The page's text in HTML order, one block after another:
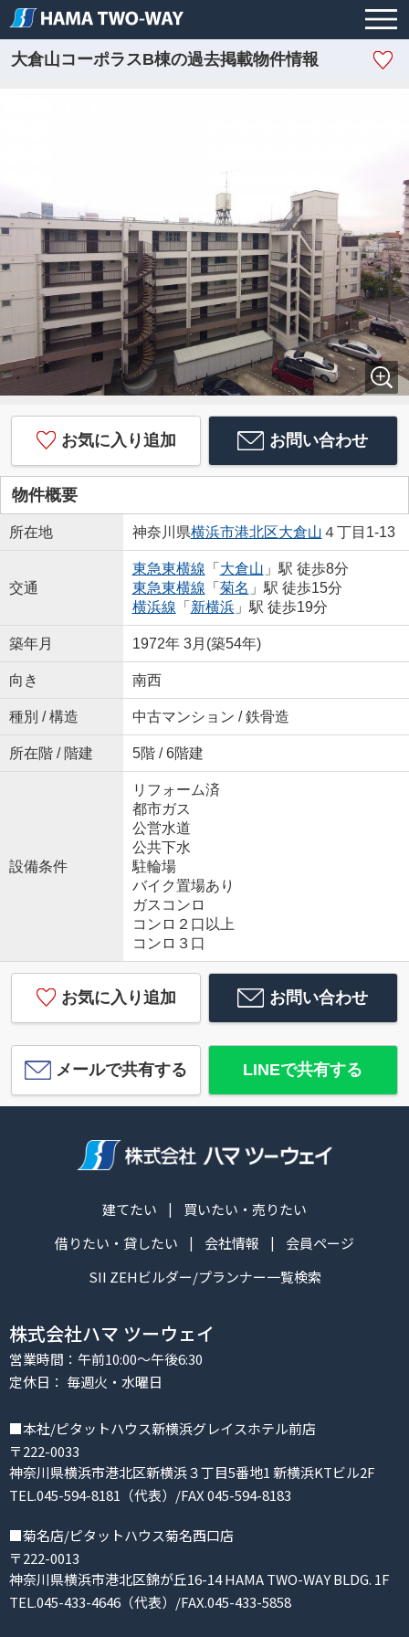
大倉山コーポラスB棟の過去掲載物件情報
お気に入り追加 お問い合わせ
物件概要
所在地 神奈川県横浜市港北区大倉山 ４丁目1-13
交通
東急東横線 「 大倉山 」駅 徒歩8分
東急東横線 「 菊名 」駅 徒歩15分
横浜線 「 新横浜」駅 徒歩19分
築年月 1972年 3月(築54年)
向き 南西
種別 / 構造 中古マンション / 鉄骨造
所在階 / 階建 5階 / 6階建
設備条件
リフォーム済
都市ガス
公営水道
公共下水
駐輪場
バイク置場あり
ガスコンロ
コンロ２口以上
コンロ３口
お気に入り追加 お問い合わせ
メールで共有する LINEで共有する
建てたい
買いたい・売りたい
借りたい・貸したい
会社情報
会員ページ
SII ZEHビルダー/プランナー一覧検索
株式会社ハマ ツーウェイ
営業時間：午前10:00～午後6:30
定休日： 毎週火・水曜日
■本社/ピタットハウス新横浜グレイスホテル前店
〒222-0033
神奈川県横浜市港北区新横浜３丁目5番地1 新横浜KTビル2F
TEL.045-594-8181（代表）/FAX 045-594-8183
■菊名店/ピタットハウス菊名西口店
〒222-0013
神奈川県横浜市港北区錦が丘16-14 HAMA TWO-WAY BLDG. 1F
TEL.045-433-4646（代表）/FAX.045-433-5858